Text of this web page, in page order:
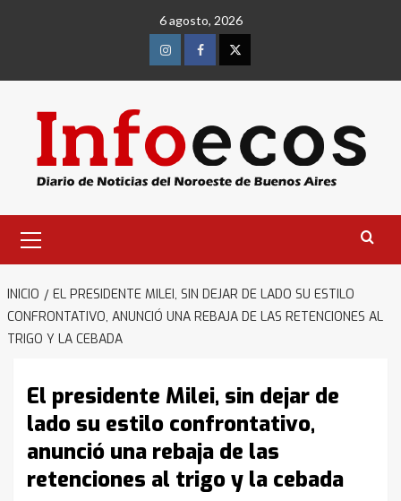
6 agosto, 2026
InstagramFacebookTwitter
primario
INICIO
EL PRESIDENTE MILEI, SIN DEJAR DE LADO SU ESTILO
CONFRONTATIVO, ANUNCIÓ UNA REBAJA DE LAS RETENCIONES AL
TRIGO Y LA CEBADA
El presidente Milei, sin dejar de
lado su estilo confrontativo,
anunció una rebaja de las
retenciones al trigo y la cebada